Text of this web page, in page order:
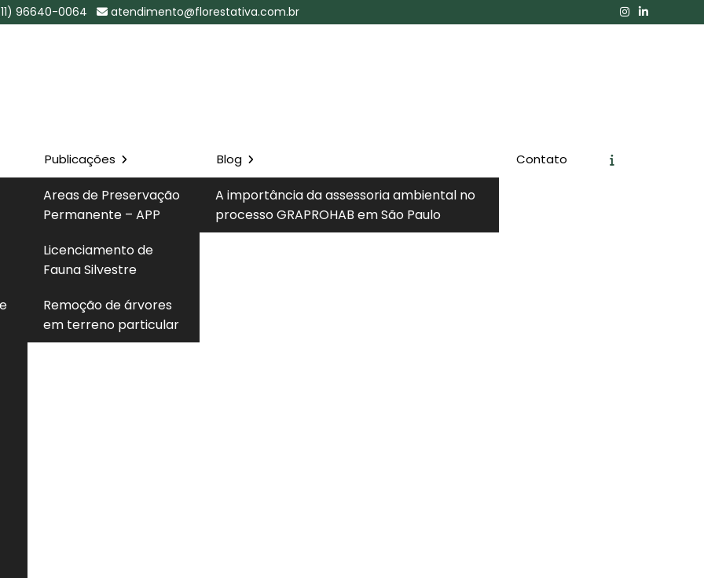
96640-0064 atendimento@florestativa.com.br
Publicações
Areas de Preservação
Permanente – APP
Licenciamento de
Fauna Silvestre
Remoção de árvores
em terreno particular
Blog
A importância da assessoria ambiental no
processo GRAPROHAB em São Paulo
Contato
na Vila
Guilherme - SP
Solicite um Orçamento
de verificação da situação de licenças ambientais
São Paulo, permitindo confirmar validade, prazos,
de acordo com as exigências técnicas e legais
O acompanhamento adequado reduz riscos de
além de oferecer maior previsibilidade jurídica. Ao
o responsável assegura conformidade
cetesb
- SP ou Licença de Operação Cetesb Consulta, Empresas de Licenciamento Ambiental, Corte de